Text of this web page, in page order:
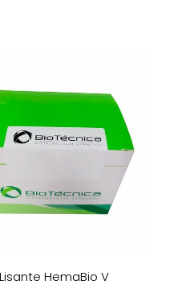
Lisante HemaBio V